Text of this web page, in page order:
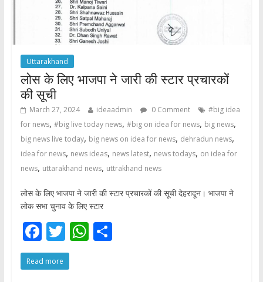
Uttarakhand
लोस के लिए भाजपा ने जारी की स्टार प्रचारकों
की सूची
March 27, 2024 ideaadmin 0 Comment
#big idea
for news, #big live today news, #big on idea for news, big news,
big news live today, big news on idea for news, dehradun news,
idea for news, news ideas, news latest, news todays, on idea for
news, uttarakhand news, uttrakhand news
लोस के लिए भाजपा ने जारी की स्टार प्रचारकों की सूची देहरादून। भाजपा ने
लोक सभा चुनाव के लिए स्टार
F
ac
e
T
w
itt
W
h
S
Read more